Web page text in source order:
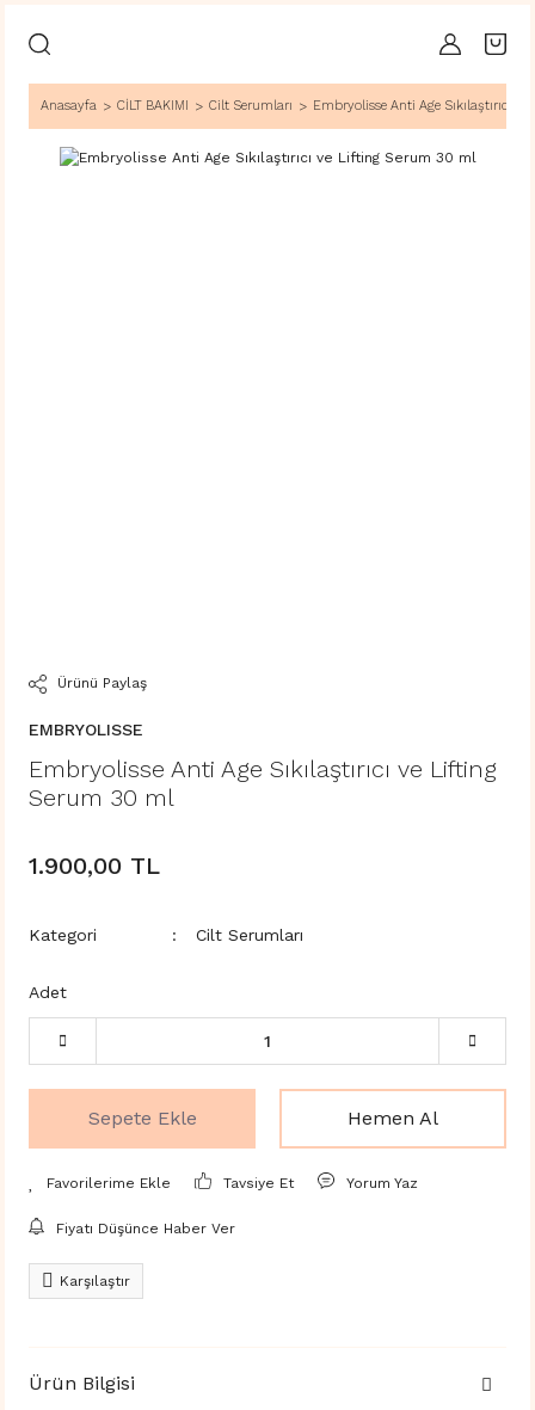
Anasayfa CİLT BAKIMI Cilt Serumları Embryolisse Anti Age Sıkılaştırıcı
Ürünü Paylaş
EMBRYOLISSE
Embryolisse Anti Age Sıkılaştırıcı ve Lifting
Serum 30 ml
1.900,00 TL
Kategori Cilt Serumları
Adet
Sepete Ekle Hemen Al
Tavsiye Et Yorum Yaz
Fiyatı Düşünce Haber Ver
Karşılaştır
Ürün Bilgisi